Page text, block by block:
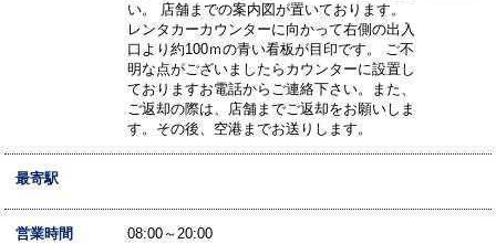
い。 店舗までの案内図が置いております。
レンタカーカウンターに向かって右側の出入
口より約100ｍの青い看板が目印です。 ご不
明な点がございましたらカウンターに設置し
ておりますお電話からご連絡下さい。また、
ご返却の際は、店舗までご返却をお願いしま
す。その後、空港までお送りします。
最寄駅
営業時間 08:00～20:00